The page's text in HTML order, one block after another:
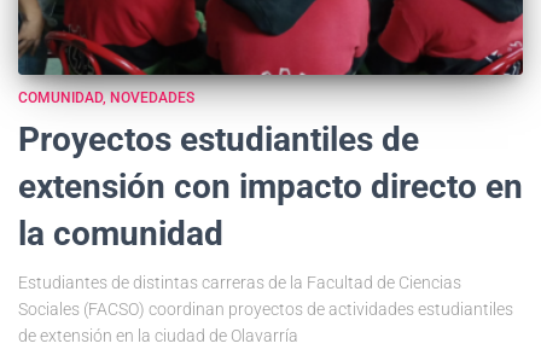
COMUNIDAD NOVEDADES
Proyectos estudiantiles de
extensión con impacto directo en
la comunidad
Estudiantes de distintas carreras de la Facultad de Ciencias
Sociales (FACSO) coordinan proyectos de actividades estudiantiles
de extensión en la ciudad de Olavarría